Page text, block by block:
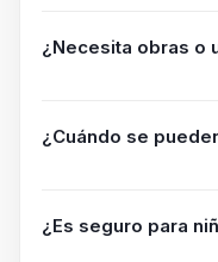
¿Necesita obras o
¿Cuándo se
¿Es seguro para